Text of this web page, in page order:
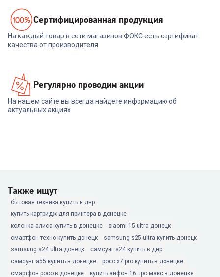
Cертифицированная продукция
На каждый товар в сети магазинов ФОКС есть сертификат
качества от производителя
Регулярно проводим акции
На нашем сайте вы всегда найдете информацию об
актуальных акциях
Также ищут
бытовая техника купить в днр
купить картридж для принтера в донецке
колонка алиса купить в донецке
xiaomi 15 ultra донецк
смартфон техно купить донецк
samsung s25 ultra купить донецк
samsung s24 ultra донецк
самсунг s24 купить в днр
самсунг а55 купить в донецке
poco x7 pro купить в донецке
смартфон poco в донецке
купить айфон 16 про макс в донецке